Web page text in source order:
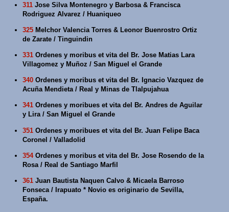
311 Jose Silva Montenegro y Barbosa & Francisca
Rodriguez Alvarez / Huaniqueo
325 Melchor Valencia Torres & Leonor Buenrostro Ortiz
de Zarate / Tinguindin
331 Ordenes y moribus et vita del Br. Jose Matias Lara
Villagomez y Muñoz / San Miguel el Grande
340 Ordenes y moribus et vita del Br. Ignacio Vazquez de
Acuña Mendieta / Real y Minas de Tlalpujahua
341 Ordenes y moribues et vita del Br. Andres de Aguilar
y Lira / San Miguel el Grande
351 Ordenes y moribues et vita del Br. Juan Felipe Baca
Coronel / Valladolid
354Ordenes y moribus et vita del Br. Jose Rosendo de la
Rosa / Real de Santiago Marfil
361 Juan Bautista Naquen Calvo & Micaela Barroso
Fonseca / Irapuato * Novio es originario de Sevilla,
España.